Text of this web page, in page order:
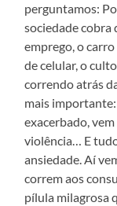
perguntamos:
sociedade cobra
emprego, o
de celular, o
correndo atrás
mais
exacerbado,
violência… E
ansiedade. Aí
correm aos
pílula milagrosa